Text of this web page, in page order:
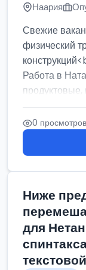
Наария
Свежие
физический
Работа в
0 просмотров
Ниже
для